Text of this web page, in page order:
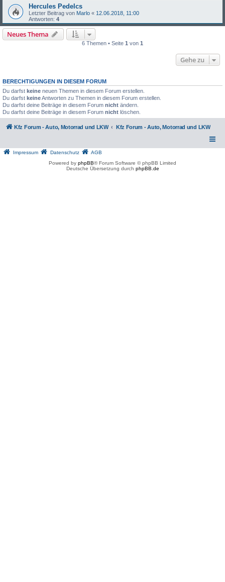
Hercules Pedelcs
Letzter Beitrag von Marlo « 12.06.2018, 11:00
Antworten: 4
Neues Thema
6 Themen • Seite 1 von 1
Gehe zu
BERECHTIGUNGEN IN DIESEM FORUM
Du darfst keine neuen Themen in diesem Forum erstellen.
Du darfst keineAntworten zu Themen in diesem Forum erstellen.
Du darfst deine Beiträge in diesem Forum nicht ändern.
Du darfst deine Beiträge in diesem Forum nicht löschen.
Kfz Forum - Auto, Motorrad und LKW Kfz Forum - Auto, Motorrad und LKW
Impressum Datenschutz
AGB
Powered by phpBB® Forum Software © phpBB Limited
Deutsche Übersetzung durch phpBB.de